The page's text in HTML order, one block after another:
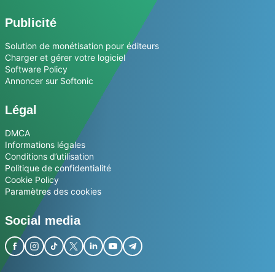
Publicité
Solution de monétisation pour éditeurs
Charger et gérer votre logiciel
Software Policy
Annoncer sur Softonic
Légal
DMCA
Informations légales
Conditions d’utilisation
Politique de confidentialité
Cookie Policy
Paramètres des cookies
Social media